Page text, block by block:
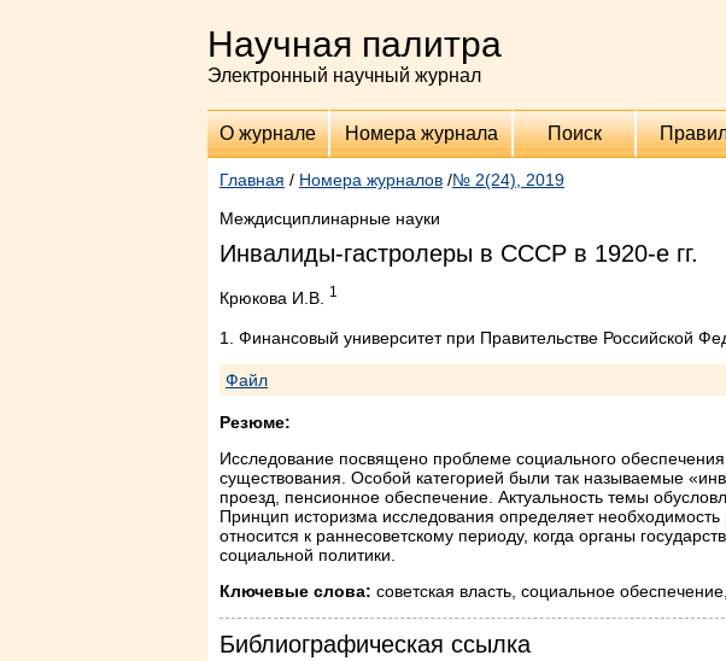
Научная палитра
Электронный научный журнал
О журнале Номера журнала Поиск
Главная / Номера журналов /№ 2(24), 2019
Междисциплинарные науки
Инвалиды-гастролеры в СССР в 1920-е гг.
Крюкова И.В. 1
1. Финансовый университет при Правительстве Российской
Файл
Резюме:
Исследование посвящено проблеме социального обеспечения
существования. Особой категорией были так называемые
проезд, пенсионное обеспечение. Актуальность темы
Принцип историзма исследования определяет
относится к раннесоветскому периоду, когда органы
социальной политики.
Ключевые слова: советская власть, социальное
Библиографическая ссылка